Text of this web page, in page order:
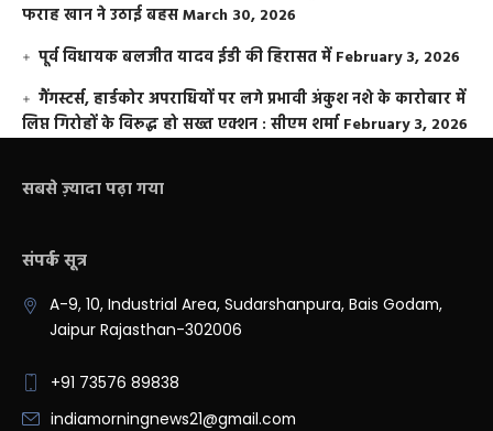
फराह खान ने उठाई बहसMarch 30, 2026
पूर्व विधायक बलजीत यादव ईडी की हिरासत में February 3, 2026
गैंगस्टर्स, हार्डकोर अपराधियों पर लगे प्रभावी अंकुश नशे के कारोबार में
लिप्त गिरोहों के विरूद्ध हो सख्त एक्शन : सीएम शर्मा February 3, 2026
सबसे ज़्यादा पढ़ा गया
संपर्क सूत्र
A-9, 10, Industrial Area, Sudarshanpura, Bais Godam,
Jaipur Rajasthan-302006
+91 73576 89838
indiamorningnews21@gmail.com